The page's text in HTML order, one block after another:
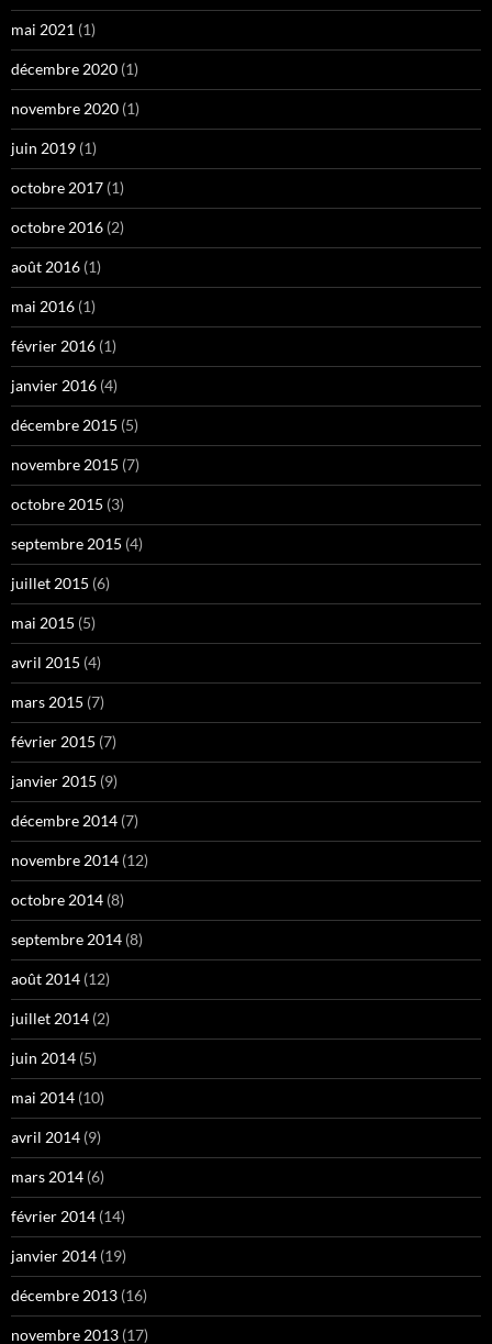
mai 2021 (1)
décembre 2020 (1)
novembre 2020 (1)
juin 2019 (1)
octobre 2017 (1)
octobre 2016 (2)
août 2016 (1)
mai 2016 (1)
février 2016 (1)
janvier 2016 (4)
décembre 2015 (5)
novembre 2015 (7)
octobre 2015 (3)
septembre 2015 (4)
juillet 2015 (6)
mai 2015 (5)
avril 2015 (4)
mars 2015 (7)
février 2015 (7)
janvier 2015 (9)
décembre 2014 (7)
novembre 2014 (12)
octobre 2014 (8)
septembre 2014 (8)
août 2014 (12)
juillet 2014 (2)
juin 2014 (5)
mai 2014 (10)
avril 2014 (9)
mars 2014 (6)
février 2014 (14)
janvier 2014 (19)
décembre 2013 (16)
novembre 2013 (17)